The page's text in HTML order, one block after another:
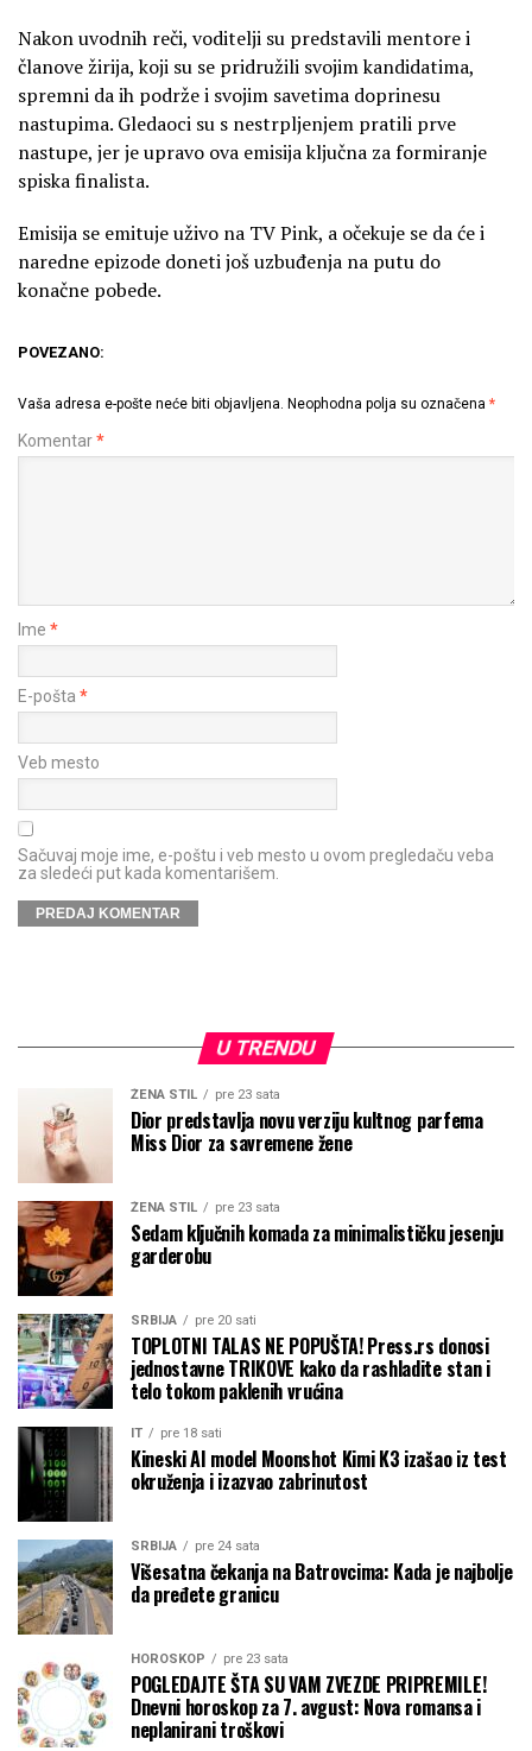
Nakon uvodnih reči, voditelji su predstavili mentore i
članove žirija, koji su se pridružili svojim kandidatima,
spremni da ih podrže i svojim savetima doprinesu
nastupima. Gledaoci su s nestrpljenjem pratili prve
nastupe, jer je upravo ova emisija ključna za formiranje
spiska finalista.
Emisija se emituje uživo na TV Pink, a očekuje se da će i
naredne epizode doneti još uzbuđenja na putu do
konačne pobede.
POVEZANO:
Vaša adresa e-pošte neće biti objavljena. Neophodna polja su označena *
Komentar*
Ime *
E-pošta *
Veb mesto
Sačuvaj moje ime, e-poštu i veb mesto u ovom pregledaču veba
za sledeći put kada komentarišem.
U TRENDU
ŽENA STIL pre 23 sata
Dior predstavlja novu verziju kultnog parfema
Miss Dior za savremene žene
ŽENA STIL pre 23 sata
Sedam ključnih komada za minimalističku jesenju
garderobu
SRBIJA pre 20 sati
TOPLOTNI TALAS NE POPUŠTA! Press.rs donosi
jednostavne TRIKOVE kako da rashladite stan i
telo tokom paklenih vrućina
IT pre 18 sati
Kineski AI model Moonshot Kimi K3 izašao iz test
okruženja i izazvao zabrinutost
SRBIJA pre 24 sata
Višesatna čekanja na Batrovcima: Kada je najbolje
da pređete granicu
HOROSKOP pre 23 sata
POGLEDAJTE ŠTA SU VAM ZVEZDE PRIPREMILE!
Dnevni horoskop za 7. avgust: Nova romansa i
neplanirani troškovi